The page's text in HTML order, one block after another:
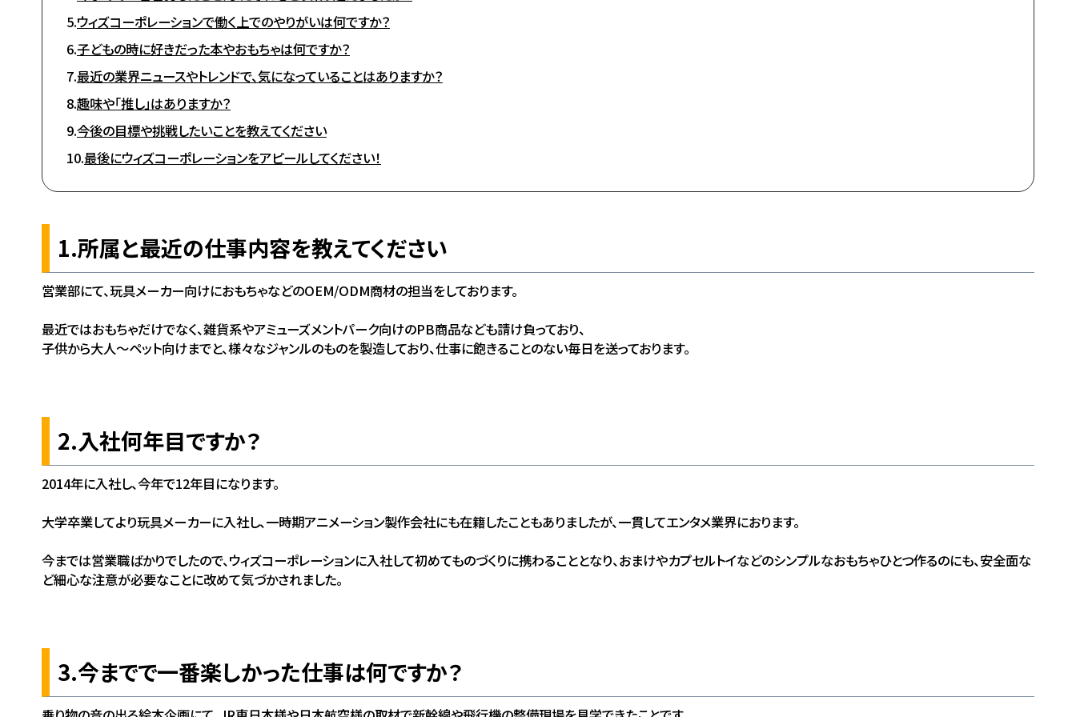
5.ウィズコーポレーションで働く上でのやりがいは何ですか？
6.子どもの時に好きだった本やおもちゃは何ですか？
7.最近の業界ニュースやトレンドで、気になっていることはありますか？
8.趣味や「推し」はありますか？
9.今後の目標や挑戦したいことを教えてください
10.最後にウィズコーポレーションをアピールしてください！
1.所属と最近の仕事内容を教えてください
営業部にて、玩具メーカー向けにおもちゃなどのOEM/ODM商材の担当をしております。
最近ではおもちゃだけでなく、雑貨系やアミューズメントパーク向けのPB商品なども請け負っており、
子供から大人～ペット向けまでと、様々なジャンルのものを製造しており、仕事に飽きることのない毎日を送っております。
2.入社何年目ですか？
2014年に入社し、今年で12年目になります。
大学卒業してより玩具メーカーに入社し、一時期アニメーション製作会社にも在籍したこともありましたが、一貫してエンタメ業界におります。
今までは営業職ばかりでしたので、ウィズコーポレーションに入社して初めてものづくりに携わることとなり、おまけやカプセルトイなどのシンプルなおもちゃひとつ作るのにも、安全面な
ど細心な注意が必要なことに改めて気づかされました。
3.今までで一番楽しかった仕事は何ですか？